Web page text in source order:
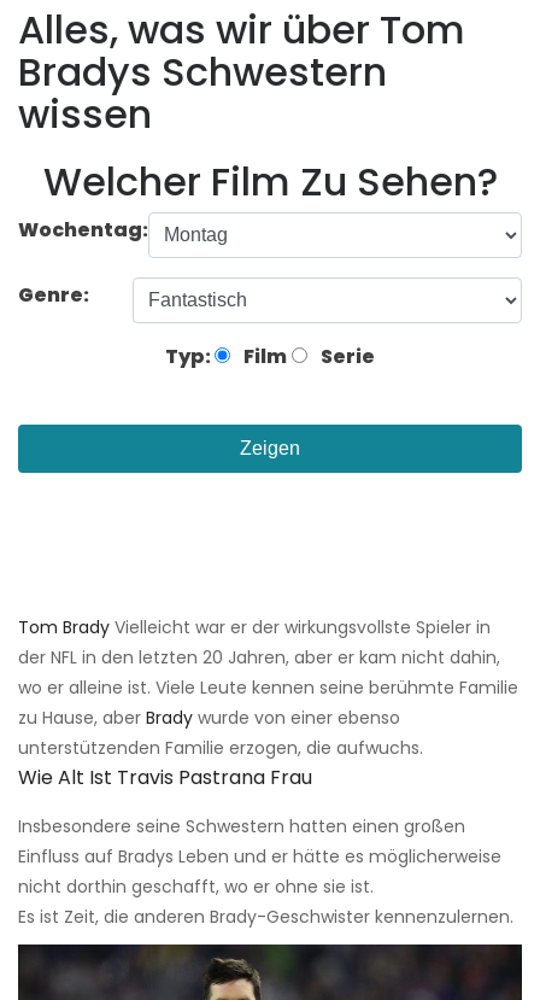
Alles, was wir über Tom
Bradys Schwestern
wissen
Welcher Film Zu Sehen?
Wochentag:
Genre:
Typ: Film Serie
Zeigen
Tom Brady Vielleicht war er der wirkungsvollste Spieler in
der NFL in den letzten 20 Jahren, aber er kam nicht dahin,
wo er alleine ist. Viele Leute kennen seine berühmte Familie
zu Hause, aber Brady wurde von einer ebenso
unterstützenden Familie erzogen, die aufwuchs.
Wie Alt Ist Travis Pastrana Frau
Insbesondere seine Schwestern hatten einen großen
Einfluss auf Bradys Leben und er hätte es möglicherweise
nicht dorthin geschafft, wo er ohne sie ist.
Es ist Zeit, die anderen Brady-Geschwister kennenzulernen.